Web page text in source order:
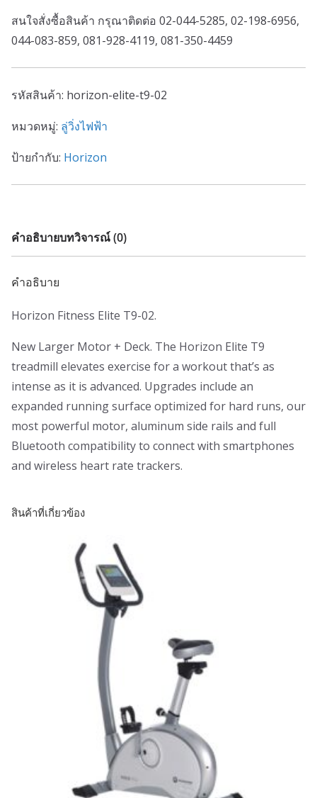
สนใจสั่งซื้อสินค้า กรุณาติดต่อ 02-044-5285, 02-198-6956,
044-083-859, 081-928-4119, 081-350-4459
รหัสสินค้า: horizon-elite-t9-02
หมวดหมู่: ลู่วิ่งไฟฟ้า
ป้ายกำกับ: Horizon
คำอธิบายบทวิจารณ์ (0)
คำอธิบาย
Horizon Fitness Elite T9-02.
New Larger Motor + Deck. The Horizon Elite T9
treadmill elevates exercise for a workout that’s as
intense as it is advanced. Upgrades include an
expanded running surface optimized for hard runs, our
most powerful motor, aluminum side rails and full
Bluetooth compatibility to connect with smartphones
and wireless heart rate trackers.
สินค้าที่เกี่ยวข้อง